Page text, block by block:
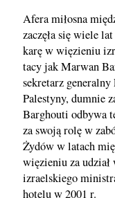
Afera miłosna
zaczęła się wiele
karę w więzieniu
tacy jak Marwan
sekretarz
Palestyny, dumnie
Barghouti odbywa
za swoją rolę w
Żydów w latach
więzieniu za
izraelskiego
hotelu w 2001 r.